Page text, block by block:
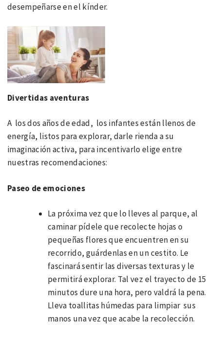
desempeñarse en el kínder.
Divertidas aventuras
A los dos años de edad, los infantes están llenos de
energía, listos para explorar, darle rienda a su
imaginación activa, para incentivarlo elige entre
nuestras recomendaciones:
Paseo de emociones
La próxima vez que lo lleves al parque, al
caminar pídele que recolecte hojas o
pequeñas flores que encuentren en su
recorrido, guárdenlas en un cestito. Le
fascinará sentir las diversas texturas y le
permitirá explorar. Tal vez el trayecto de 15
minutos dure una hora, pero valdrá la pena.
Lleva toallitas húmedas para limpiar sus
manos una vez que acabe la recolección.